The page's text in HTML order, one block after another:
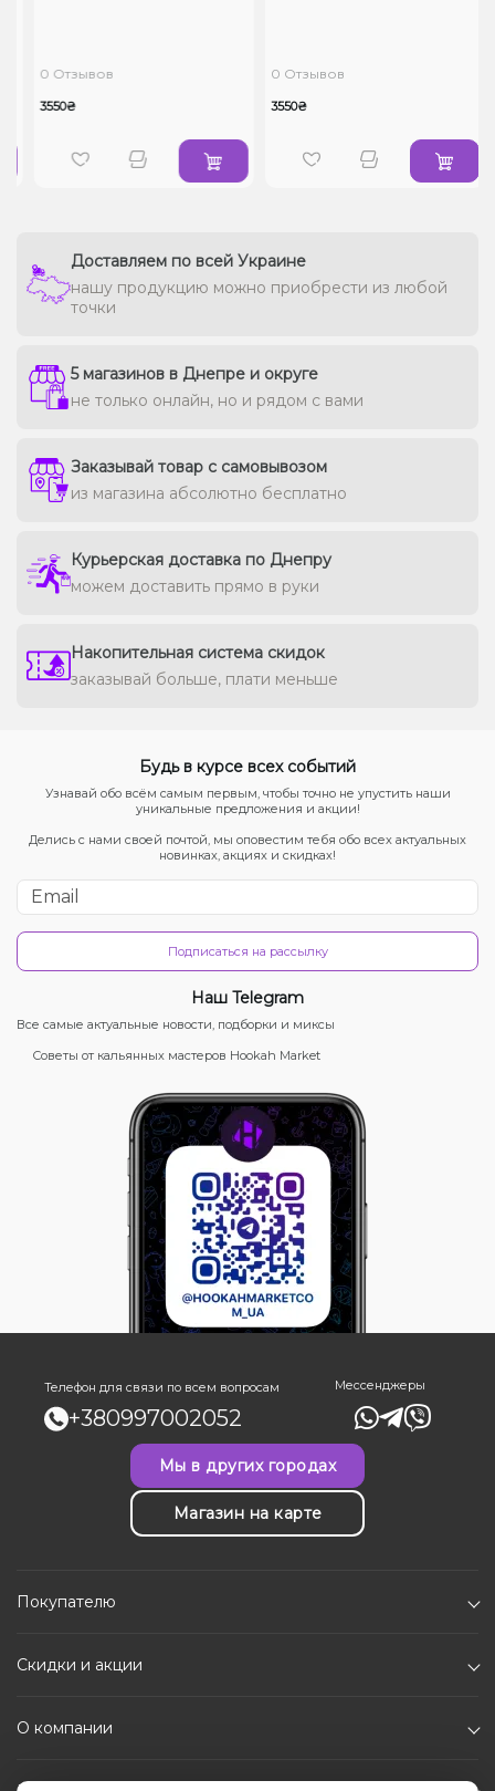
0 Отзывов
3550₴
0 Отзывов
3550₴
Доставляем по всей Украине
нашу продукцию можно приобрести из любой
точки
5 магазинов в Днепре и округе
не только онлайн, но и рядом с вами
Заказывай товар с самовывозом
из магазина абсолютно бесплатно
Курьерская доставка по Днепру
можем доставить прямо в руки
Накопительная система скидок
заказывай больше, плати меньше
Будь в курсе всех событий
Узнавай обо всём самым первым, чтобы точно не упустить наши
уникальные предложения и акции!
Делись с нами своей почтой, мы оповестим тебя обо всех актуальных
новинках, акциях и скидках!
Подписаться на рассылку
Наш Telegram
Все самые актуальные новости, подборки и миксы
Советы от кальянных мастеров Hookah Market
Телефон для связи по всем вопросам
+380997002052
Мессенджеры
Мы в других городах
Магазин на карте
Покупателю
Скидки и акции
О компании